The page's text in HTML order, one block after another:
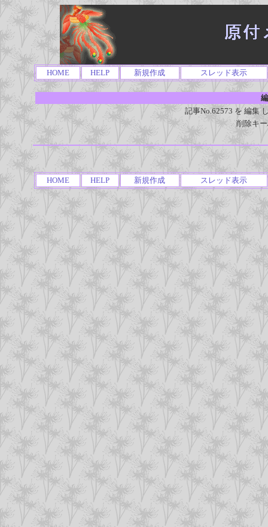
HOME HELP 新規作成 スレッド表示
記事No.62573 を 編集
削除キ
HOME HELP 新規作成 スレッド表示